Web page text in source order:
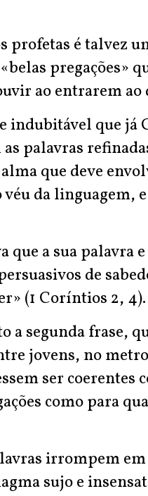
profetas é talvez
pregações»
ao entrarem
indubitável que
palavras
que deve
da linguagem,
que a sua palavra
de
(1 Coríntios 2, 4).
a segunda frase,
jovens, no
ser coerentes
como para
irrompem
sujo e